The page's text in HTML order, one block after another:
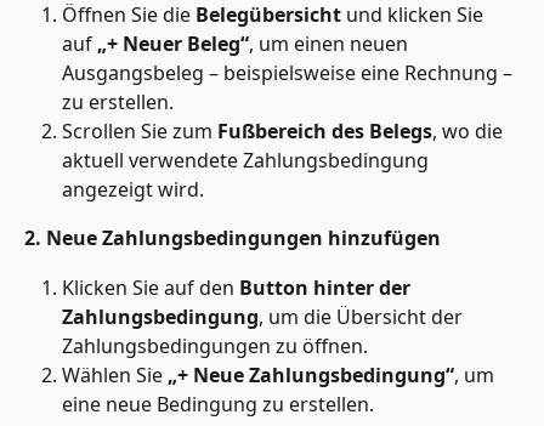
Öffnen Sie die Belegübersicht und klicken Sie
auf „+ Neuer Beleg“, um einen neuen
Ausgangsbeleg – beispielsweise eine Rechnung –
zu erstellen.
Scrollen Sie zum Fußbereich des Belegs, wo die
aktuell verwendete Zahlungsbedingung
angezeigt wird.
2. Neue Zahlungsbedingungen hinzufügen
Klicken Sie auf den Button hinter der
Zahlungsbedingung, um die Übersicht der
Zahlungsbedingungen zu öffnen.
Wählen Sie „+ Neue Zahlungsbedingung“, um
eine neue Bedingung zu erstellen.